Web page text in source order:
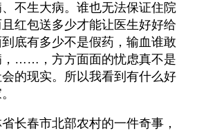
不生大病。谁也无法保证住院
红包送多少才能让医生好好给
底有多少不是假药，输血谁敢
，……，方方面面的忧虑真不是
的现实。所以我看到有什么好
长春市北部农村的一件奇事，